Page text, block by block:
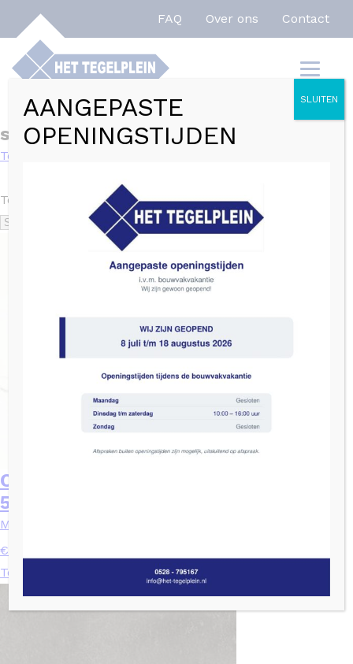
FAQ Over ons Contact
sand
Toon filters
Toont alle 18 resultaten
Cristacer Artico white white –
59×59
Marmer / Natuursteen
€
Toevoegen aan winkelwagen
AANGEPASTE
OPENINGSTIJDEN
SLUITEN